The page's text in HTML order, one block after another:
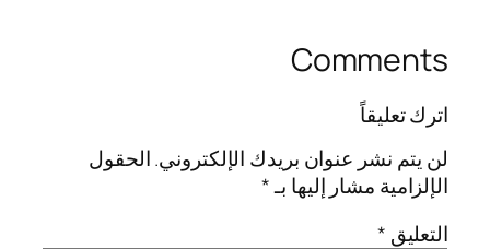
Comments
اترك تعليقاً
لن يتم نشر عنوان بريدك الإلكتروني.الحقول
الإلزامية مشار إليها بـ*
التعليق *